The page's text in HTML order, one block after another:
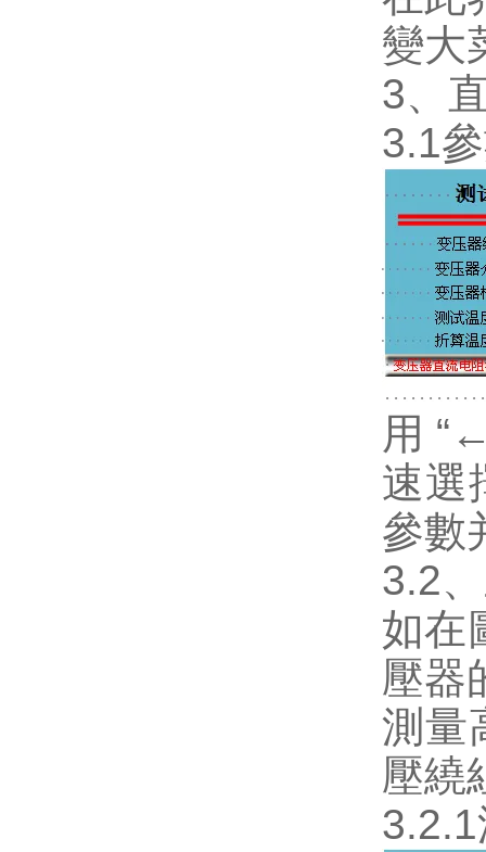
變大
3、
3.1
用
速選
參數
3.2
如在
壓器
測量
壓繞